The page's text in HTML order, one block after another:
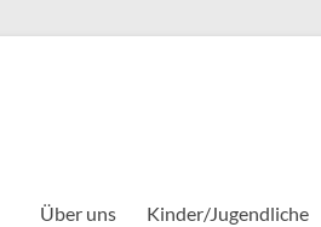
Über uns Kinder/Jugendliche